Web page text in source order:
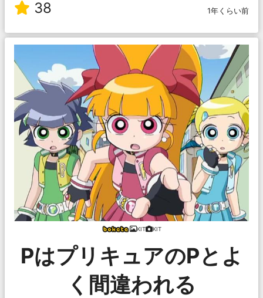
38 1年くらい前
KIT KIT
PはプリキュアのPとよ
く間違われる